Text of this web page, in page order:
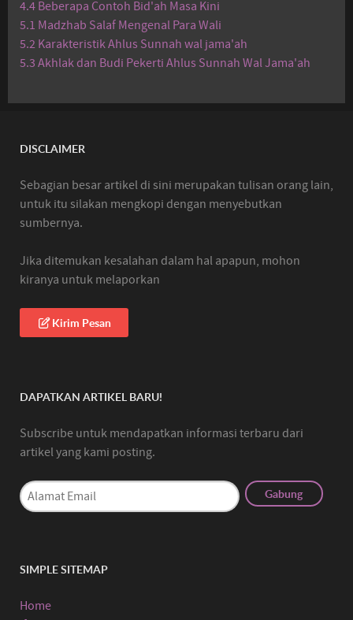
4.4 Beberapa Contoh Bid'ah Masa Kini
5.1 Madzhab Salaf Mengenal Para Wali
5.2 Karakteristik Ahlus Sunnah wal jama'ah
5.3 Akhlak dan Budi Pekerti Ahlus Sunnah Wal Jama'ah
DISCLAIMER
Sebagian besar artikel di sini merupakan tulisan orang lain,
untuk itu silakan mengkopi dengan menyebutkan
sumbernya.
Jika ditemukan kesalahan dalam hal apapun, mohon
kiranya untuk melaporkan
Kirim Pesan
DAPATKAN ARTIKEL BARU!
Subscribe untuk mendapatkan informasi terbaru dari
artikel yang kami posting.
SIMPLE SITEMAP
Home